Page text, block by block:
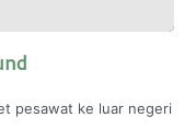
pesawat ke luar negeri